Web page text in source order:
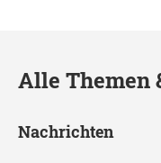
Alle Themen
Nachrichten